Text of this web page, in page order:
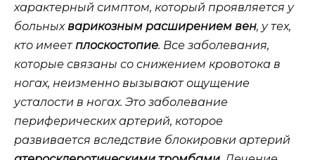
характерный симптом, который проявляется у
больныхварикозным расширением вен, у тех,
кто имеетплоскостопие. Все заболевания,
которые связаны со снижением кровотока в
ногах, неизменно вызывают ощущение
усталости в ногах. Это заболевание
периферических артерий, которое
развивается вследствие блокировки артерий